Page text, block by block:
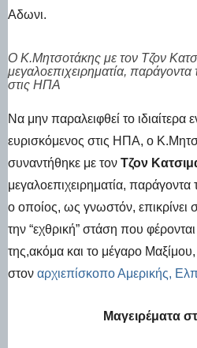
Αδωνι.
Ο Κ.Μητσοτάκης με τον Τζον
μεγαλοεπιχειρηματία, παράγοντα
στις ΗΠΑ
Να μην παραλειφθεί το ιδιαίτερα
ευρισκόμενος στις ΗΠΑ, ο
συναντήθηκε με τον Τζον
μεγαλοεπιχειρηματία, παράγοντα
ο οποίος, ως γνωστόν, επικρίνει
την “εχθρική” στάση που
της,ακόμα και το μέγαρο Μαξίμου,
στον αρχιεπίσκοπο Αμερικής,
Μαγειρέματα